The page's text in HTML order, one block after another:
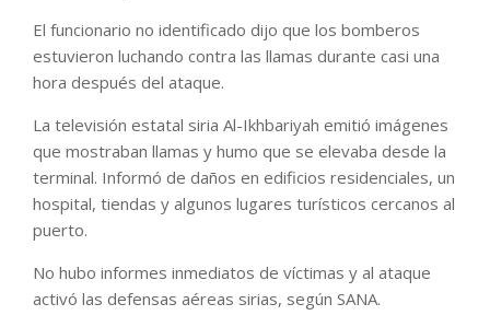
El funcionario no identificado dijo que los bomberos
estuvieron luchando contra las llamas durante casi una
hora después del ataque.
La televisión estatal siria Al-Ikhbariyah emitió imágenes
que mostraban llamas y humo que se elevaba desde la
terminal. Informó de daños en edificios residenciales, un
hospital, tiendas y algunos lugares turísticos cercanos al
puerto.
No hubo informes inmediatos de víctimas y al ataque
activó las defensas aéreas sirias, según SANA.